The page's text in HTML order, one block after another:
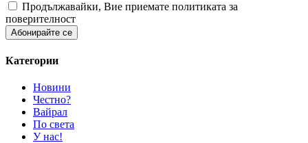
Продължавайки, Вие приемате политиката за
поверителност
Категории
Новини
Честно?
Вайрал
По света
У нас!